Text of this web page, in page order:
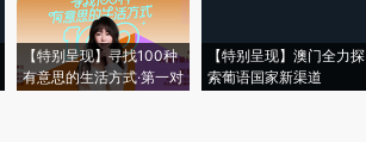
【特别呈现】寻找100种
有意思的生活方式·第一对
【特别呈现】澳门全力探
索葡语国家新渠道